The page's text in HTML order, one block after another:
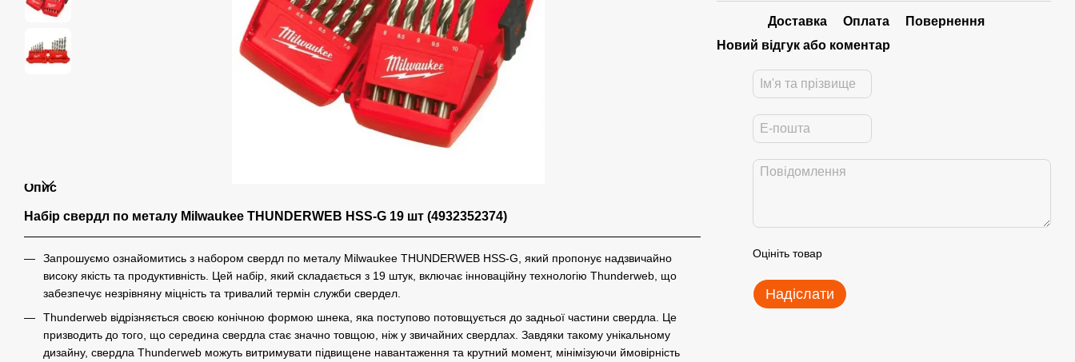
Опис
Набір свердл по металу Milwaukee THUNDERWEB HSS-G 19 шт (4932352374)
Запрошуємо ознайомитись з набором свердл по металу Milwaukee THUNDERWEB HSS-G, який пропонує надзвичайно
високу якість та продуктивність. Цей набір, який складається з 19 штук, включає інноваційну технологію Thunderweb, що
забезпечує незрівняну міцність та тривалий термін служби свердел.
Thunderweb відрізняється своєю конічною формою шнека, яка поступово потовщується до задньої частини свердла. Це
призводить до того, що середина свердла стає значно товщою, ніж у звичайних свердлах. Завдяки такому унікальному
дизайну, свердла Thunderweb можуть витримувати підвищене навантаження та крутний момент, мінімізуючи ймовірність
Доставка Оплата
Повернення
Новий відгук або коментар
Оцініть товар
Надіслати